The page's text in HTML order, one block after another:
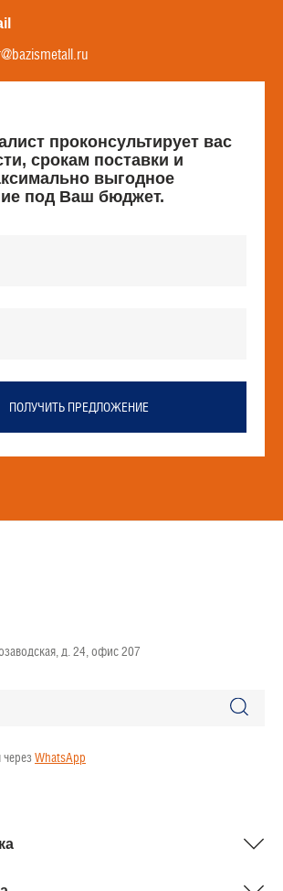
проконсультирует вас
срокам поставки и
выгодное
под Ваш бюджет.
ПОЛУЧИТЬ ПРЕДЛОЖЕНИЕ
д. 24, офис 207
черезWhatsApp